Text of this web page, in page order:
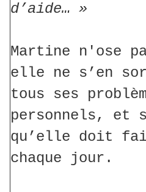
d’aide… »
Martine n'ose
elle ne s’en
tous ses
personnels, et
qu’elle doit
chaque jour.